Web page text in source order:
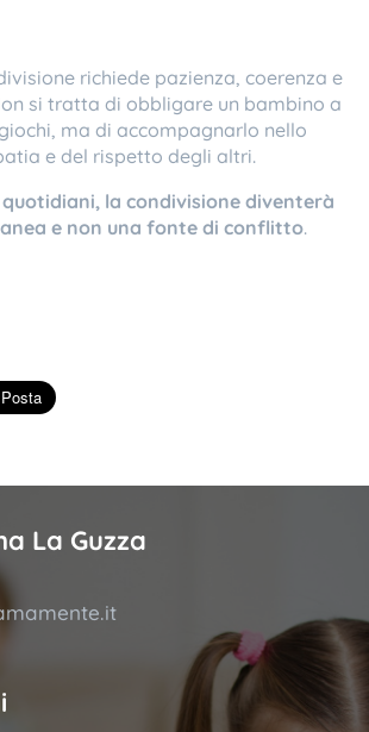
richiede pazienza, coerenza e
si tratta di obbligare un bambino a
ma di accompagnarlo nello
e del rispetto degli altri.
quotidiani, la condivisione diventerà
e non una fonte di conflitto.
La Guzza